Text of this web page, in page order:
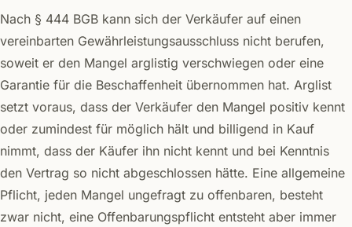
Nach § 444 BGB kann sich der Verkäufer auf einen
vereinbarten Gewährleistungsausschluss nicht berufen,
soweit er den Mangel arglistig verschwiegen oder eine
Garantie für die Beschaffenheit übernommen hat. Arglist
setzt voraus, dass der Verkäufer den Mangel positiv kennt
oder zumindest für möglich hält und billigend in Kauf
nimmt, dass der Käufer ihn nicht kennt und bei Kenntnis
den Vertrag so nicht abgeschlossen hätte. Eine allgemeine
Pflicht, jeden Mangel ungefragt zu offenbaren, besteht
zwar nicht, eine Offenbarungspflicht entsteht aber immer